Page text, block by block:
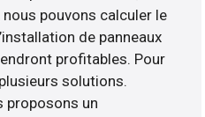
nous pouvons calculer le
de panneaux
profitables. Pour
solutions.
proposons un